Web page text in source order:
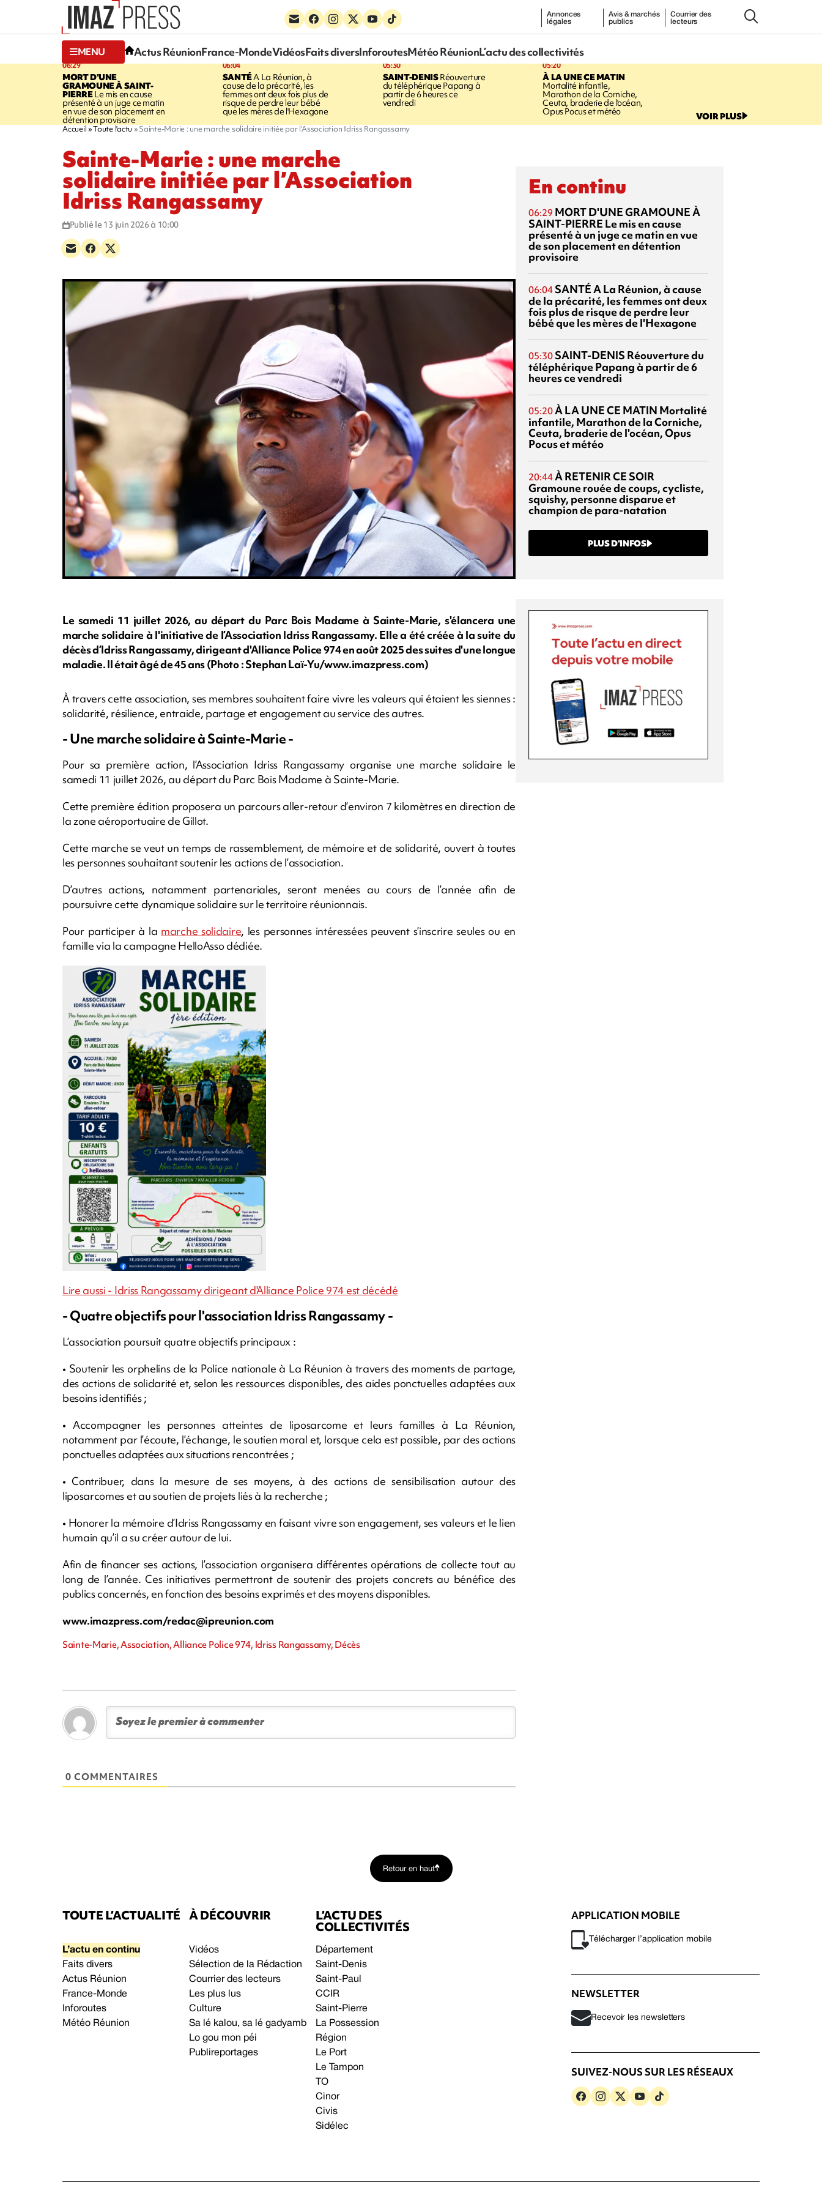
Annonces
légales
Avis & marchés
publics
Courrier des
lecteurs
MENU Actus RéunionFrance-MondeVidéosFaits diversInforoutesMétéo RéunionL’actu des collectivités
06:29
MORT D'UNE
GRAMOUNE À SAINT-
PIERRELe mis en cause
présenté à un juge ce matin
en vue de son placement en
détention provisoire
06:04
SANTÉA La Réunion, à
cause de la précarité, les
femmes ont deux fois plus de
risque de perdre leur bébé
que les mères de l'Hexagone
05:30
SAINT-DENISRéouverture
du téléphérique Papang à
partir de 6 heures ce
vendredi
05:20
À LA UNE CE MATIN
Mortalité infantile,
Marathon de la Corniche,
Ceuta, braderie de l'océan,
Opus Pocus et météo VOIR PLUS
Accueil Toute l'actu Sainte-Marie : une marche solidaire initiée par l’Association Idriss Rangassamy
Sainte-Marie : une marche
solidaire initiée par l’Association
Idriss Rangassamy
Publié le 13 juin 2026 à 10:00
Le samedi 11 juillet 2026, au départ du Parc Bois Madame à Sainte-Marie, s'élancera une
marche solidaire à l'initiative de l’Association Idriss Rangassamy. Elle a été créée à la suite du
décès d’Idriss Rangassamy, dirigeant d'Alliance Police 974 en août 2025 des suites d'une longue
maladie. Il était âgé de 45 ans (Photo : Stephan Laï-Yu/www.imazpress.com)
À travers cette association, ses membres souhaitent faire vivre les valeurs qui étaient les siennes :
solidarité, résilience, entraide, partage et engagement au service des autres.
- Une marche solidaire à Sainte-Marie -
Pour sa première action, l’Association Idriss Rangassamy organise une marche solidaire le
samedi 11 juillet 2026, au départ du Parc Bois Madame à Sainte-Marie.
Cette première édition proposera un parcours aller-retour d’environ 7 kilomètres en direction de
la zone aéroportuaire de Gillot.
Cette marche se veut un temps de rassemblement, de mémoire et de solidarité, ouvert à toutes
les personnes souhaitant soutenir les actions de l’association.
D’autres actions, notamment partenariales, seront menées au cours de l’année afin de
poursuivre cette dynamique solidaire sur le territoire réunionnais.
Pour participer à la marche solidaire, les personnes intéressées peuvent s’inscrire seules ou en
famille via la campagne HelloAsso dédiée.
Lire aussi - Idriss Rangassamy dirigeant d'Alliance Police 974 est décédé
- Quatre objectifs pour l'association Idriss Rangassamy -
L’association poursuit quatre objectifs principaux :
• Soutenir les orphelins de la Police nationale à La Réunion à travers des moments de partage,
des actions de solidarité et, selon les ressources disponibles, des aides ponctuelles adaptées aux
besoins identifiés ;
• Accompagner les personnes atteintes de liposarcome et leurs familles à La Réunion,
notamment par l’écoute, l’échange, le soutien moral et, lorsque cela est possible, par des actions
ponctuelles adaptées aux situations rencontrées ;
• Contribuer, dans la mesure de ses moyens, à des actions de sensibilisation autour des
liposarcomes et au soutien de projets liés à la recherche ;
• Honorer la mémoire d’Idriss Rangassamy en faisant vivre son engagement, ses valeurs et le lien
humain qu’il a su créer autour de lui.
Afin de financer ses actions, l’association organisera différentes opérations de collecte tout au
long de l’année. Ces initiatives permettront de soutenir des projets concrets au bénéfice des
publics concernés, en fonction des besoins exprimés et des moyens disponibles.
www.imazpress.com/redac@ipreunion.com
Sainte-Marie, Association, Alliance Police 974, Idriss Rangassamy, Décès
0 COMMENTAIRES
En continu
06:29 MORT D'UNE GRAMOUNE À
SAINT-PIERRE Le mis en cause
présenté à un juge ce matin en vue
de son placement en détention
provisoire
06:04 SANTÉA La Réunion, à cause
de la précarité, les femmes ont deux
fois plus de risque de perdre leur
bébé que les mères de l'Hexagone
05:30 SAINT-DENIS Réouverture du
téléphérique Papang à partir de 6
heures ce vendredi
05:20À LA UNE CE MATIN Mortalité
infantile, Marathon de la Corniche,
Ceuta, braderie de l'océan, Opus
Pocus et météo
20:44À RETENIR CE SOIR
Gramoune rouée de coups, cycliste,
squishy, personne disparue et
champion de para-natation
PLUS D’INFOS
Retour en haut
TOUTE L’ACTUALITÉ
L’actu en continu
Faits divers
Actus Réunion
France-Monde
Inforoutes
Météo Réunion
À DÉCOUVRIR
Vidéos
Sélection de la Rédaction
Courrier des lecteurs
Les plus lus
Culture
Sa lé kalou, sa lé gadyamb
Lo gou mon péi
Publireportages
L’ACTU DES
COLLECTIVITÉS
Département
Saint-Denis
Saint-Paul
CCIR
Saint-Pierre
La Possession
Région
Le Port
Le Tampon
TO
Cinor
Civis
Sidélec
APPLICATION MOBILE
Télécharger l’application mobile
NEWSLETTER
Recevoir les newsletters
SUIVEZ-NOUS SUR LES RÉSEAUX